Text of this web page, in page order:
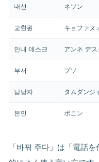
내선 ネソン
교환원 キョファヌ
안내 데스크 アンネ デス
부서 プソ
담당자 タムダンジ
본인 ボニン
「바꿔 주다」は「電話